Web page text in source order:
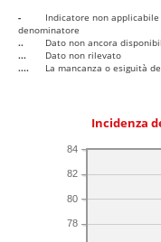
-
Indicatore non
denominatore
..
Dato non ancora
...
Dato non rilevato
....
La mancanza o esiguità
Incidenza
78
80
82
84